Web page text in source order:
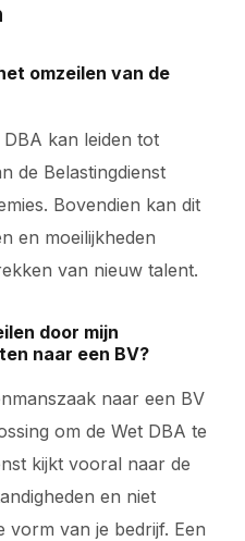
omzeilen van de
kan leiden tot
de Belastingdienst
Bovendien kan dit
en moeilijkheden
van nieuw talent.
door mijn
naar een BV?
naar een BV
om de Wet DBA te
kijkt vooral naar de
en niet
vorm van je bedrijf. Een